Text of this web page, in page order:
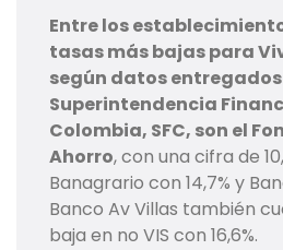
Entre los
tasas más bajas para
según datos
Superintendencia
Colombia, SFC, son el
Ahorro, con una cifra de
Banagrario con 14,7% y
Banco Av Villas también
baja en no VIS con 16,6%.